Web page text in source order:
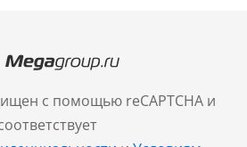
с помощью reCAPTCHA и